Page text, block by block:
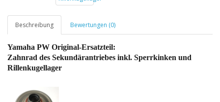
Beschreibung Bewertungen (0)
Yamaha PW Original-Ersatzteil:
Zahnrad des Sekundärantriebes inkl. Sperrkinken und
Rillenkugellager